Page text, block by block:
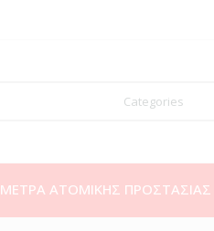
ΜΕΤΡΑ ΑΤΟΜΙΚΗΣ ΠΡΟΣΤΑΣΙΑΣ